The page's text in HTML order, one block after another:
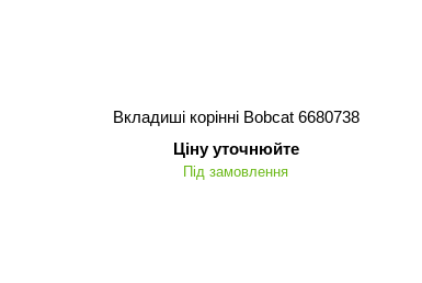
Вкладиші корінні Bobcat 6680738
Ціну уточнюйте
Під замовлення